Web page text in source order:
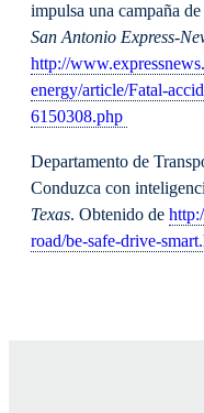
impulsa una campaña
San Antonio Express-
http://
energy/article/Fatal-
6150308.php
Departamento de
Conduzca con
Texas. Obtenido de
road/be-safe-drive-